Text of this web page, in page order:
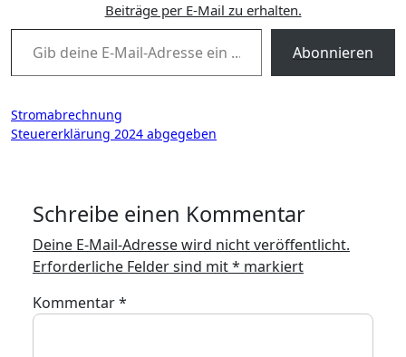
Beiträge per E-Mail zu erhalten.
Gib deine E-Mail-Adresse ein ...
Abonnieren
Beitragsnavigation
Stromabrechnung
Steuererklärung 2024 abgegeben
Schreibe einen Kommentar
Deine E-Mail-Adresse wird nicht veröffentlicht.
Erforderliche Felder sind mit* markiert
Kommentar*